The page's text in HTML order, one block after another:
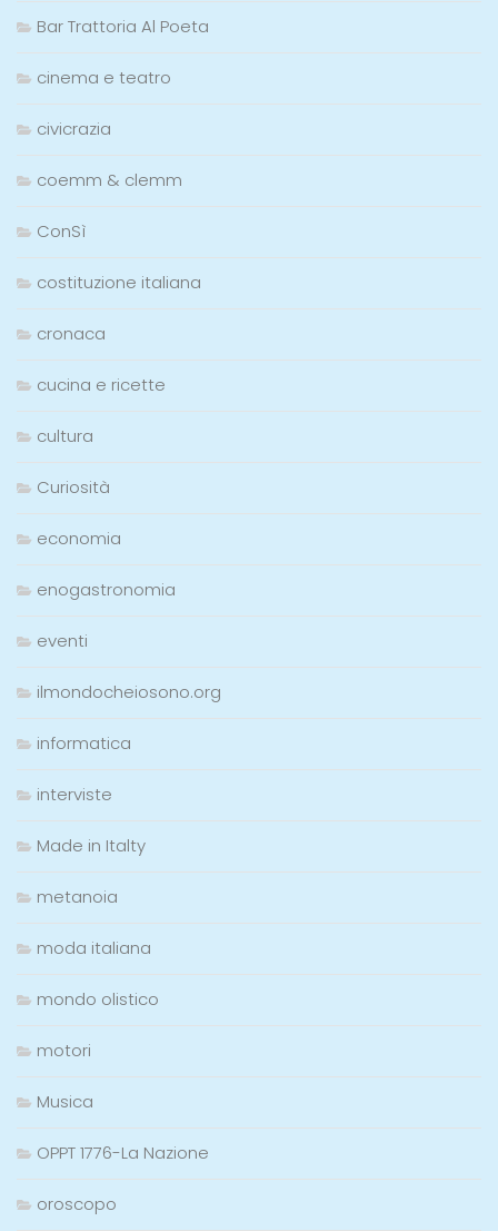
Bar Trattoria Al Poeta
cinema e teatro
civicrazia
coemm & clemm
ConSì
costituzione italiana
cronaca
cucina e ricette
cultura
Curiosità
economia
enogastronomia
eventi
ilmondocheiosono.org
informatica
interviste
Made in Italty
metanoia
moda italiana
mondo olistico
motori
Musica
OPPT 1776-La Nazione
oroscopo